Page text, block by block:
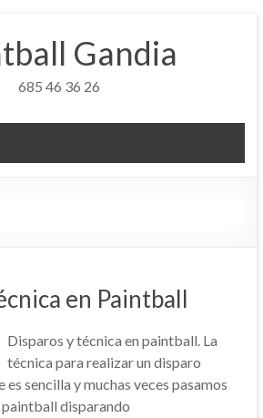
Gandia
685 46 36 26
en Paintball
Disparos y técnica en paintball. La
técnica para realizar un disparo
es sencilla y muchas veces pasamos
disparando